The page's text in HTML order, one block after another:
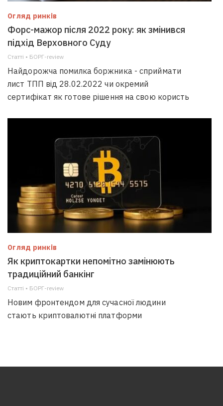
Огляд ринків
Форс-мажор після 2022 року: як змінився
підхід Верховного Суду
Статті • БОРГ-review
Найдорожча помилка боржника - сприймати
лист ТПП від 28.02.2022 чи окремий
сертифікат як готове рішення на свою користь
Огляд ринків
Як криптокартки непомітно замінюють
традиційний банкінг
Статті • БОРГ-review
Новим фронтендом для сучасної людини
стають криптовалютні платформи